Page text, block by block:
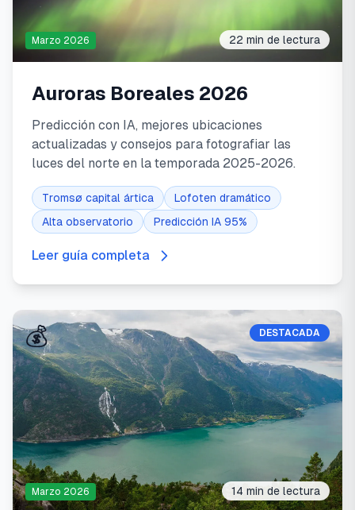
22 min de lectura
Marzo 2026
Auroras Boreales 2026
Predicción con IA, mejores ubicaciones
actualizadas y consejos para fotografiar las
luces del norte en la temporada 2025-2026.
Tromsø capital ártica
Lofoten dramático
Alta observatorio
Predicción IA 95%
Leer guía completa
💰 DESTACADA
14 min de lectura
Marzo 2026